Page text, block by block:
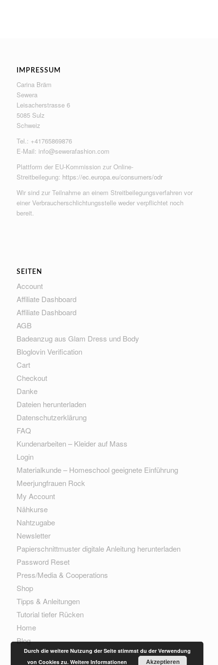
IMPRESSUM
Carina Bräm
Sewera
Leisacherstrasse 6
5085 Sulz
Schweiz
Tel.: +41765869876
E-Mail: info@sewerafashion.com
Plattform der EU-Kommission zur Online-
Streitbeilegung: https://ec.europa.eu/consumers/odr
Wir sind zur Teilnahme an einem Streitbeilegungsverfahren vor
einer Verbraucherschlichtungsstelle weder verpflichtet noch
bereit.
SEITEN
Account
Affiliate Dashboard
Affiliate Dashboard
AGB
Badeanzug aus Glam Dress und Body
Bloglovin Verification
Cart
Checkout
Danke
Dateien herunterladen
Datenschutzerklärung
FAQ
Kundenarbeiten – Kleider auf Mass
Login
Materialkunde – Homeschool geeignete Einführung
Meerjungfrauen Rock
My Account
Nähkurse
Nahtzugabe
Newsletter
Papierschnittmuster digitale Anleitung herunterladen
Password Reset
Press/Media & Cooperations
Shop
Tipps & Anleitungen
Tutorial tiefer Rücken
Home
Blog
Durch die weitere Nutzung der Seite stimmst du der Verwendung
von Cookies zu.Weitere Informationen Akzeptieren